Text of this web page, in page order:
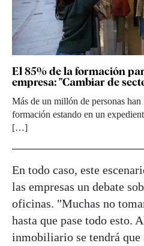
El 85% de la formación
empresa: "Cambiar de
Más de un millón de personas
formación estando en un
[…]
En todo caso, este
las empresas un debate
oficinas. "Muchas no
hasta que pase todo esto.
inmobiliario se tendrá que